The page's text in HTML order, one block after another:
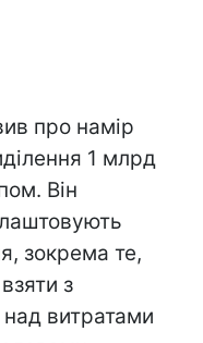
про намір
1 млрд
Він
зокрема те,
з
витратами